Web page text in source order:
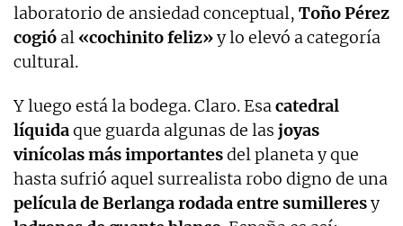
laboratorio de ansiedad conceptual, Toño Pérez
cogió al «cochinito feliz»y lo elevó a categoría
cultural.
Y luego está la bodega. Claro. Esacatedral
líquidaque guarda algunas de las joyas
vinícolas más importantesdel planeta y que
hasta sufrió aquel surrealista robo digno de una
película de Berlanga rodada entre sumilleresy